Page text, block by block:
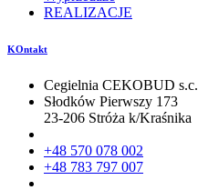
REALIZACJE
KOntakt
Cegielnia CEKOBUD s.c.
Słodków Pierwszy 173
23-206 Stróża k/Kraśnika
+48 570 078 002
+48 783 797 007